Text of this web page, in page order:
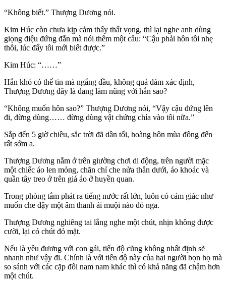
“Không biết.” Thượng Dương nói.
Kim Húc còn chưa kịp cảm thấy thất vọng, thì lại nghe anh dùng
giọng điệu đứng đắn mà nói thêm một câu: “Cậu phải hôn tôi nhẹ
thôi, lúc đấy tôi mới biết được.”
Kim Húc: “……”
Hắn khó có thể tin mà ngẩng đầu, không quá dám xác định,
Thượng Dương đây là đang làm nũng với hắn sao?
“Không muốn hôn sao?” Thượng Dương nói, “Vậy cậu đứng lên
đi, đừng dùng…… đừng dùng vật chứng chỉa vào tôi nữa.”
Sắp đến 5 giờ chiều, sắc trời đã dần tối, hoàng hôn mùa đông đến
rất sớm a.
Thượng Dương nằm ở trên giường chơi di động, trên người mặc
một chiếc áo len mỏng, chăn chỉ che nửa thân dưới, áo khoác và
quần tây treo ở trên giá áo ở huyền quan.
Trong phòng tắm phát ra tiếng nước rất lớn, luôn có cảm giác như
muốn che đậy một âm thanh ái muội nào đó nga.
Thượng Dương nghiêng tai lắng nghe một chút, nhịn không được
cười, lại có chút đỏ mặt.
Nếu là yêu đương với con gái, tiến độ cũng không nhất định sẽ
nhanh như vậy đi. Chính là với tiến độ này của hai người bọn họ mà
so sánh với các cặp đôi nam nam khác thì có khả năng đã chậm hơn
một chút.